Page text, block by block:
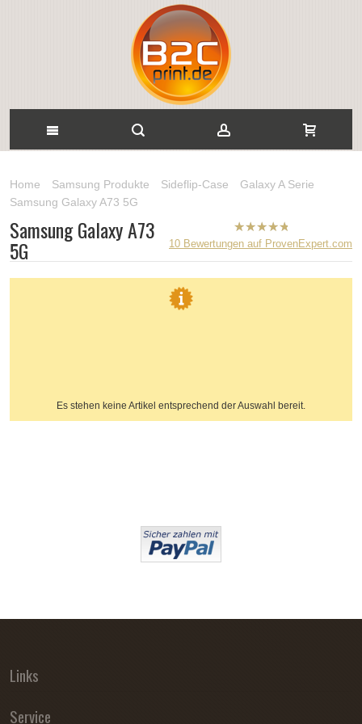
Home Samsung Produkte Sideflip-Case
Galaxy A Serie
Samsung Galaxy A73 5G
B2CPrint
Sternen |
10 Bewertungen auf ProvenExpert.com
Samsung Galaxy A73
5G
Es stehen keine Artikel entsprechend der Auswahl bereit.
Links
Service